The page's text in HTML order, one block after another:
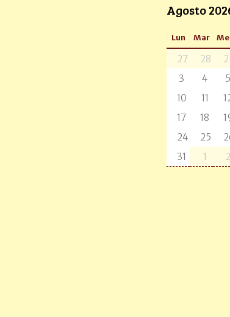
Agosto
Lun Mar
27 28
3
4 5
10
11
17
18
24
25
31
1 2